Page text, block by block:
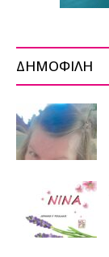
ΔΗΜΟΦΙΛΗ